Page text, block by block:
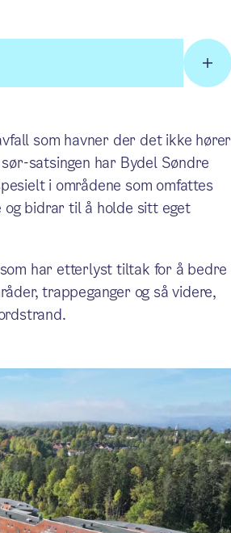
som havner der det ikke hører
satsingen har Bydel Søndre
i områdene som omfattes
og bidrar til å holde sitt eget
har etterlyst tiltak for å bedre
trappeganger og så videre,